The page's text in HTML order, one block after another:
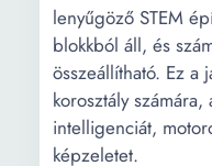
lenyűgöző STEM
blokkból áll, és
összeállítható. Ez a
korosztály
intelligenciát,
képzeletet.